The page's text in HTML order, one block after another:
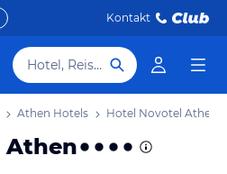
Kontakt
Hotel, Reiseziel
Athen Hotels Hotel Novotel Athen
Athen